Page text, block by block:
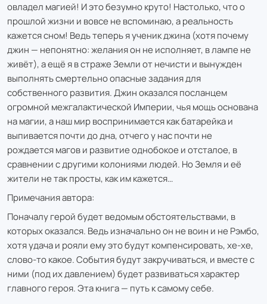
овладел магией! И это безумно круто! Настолько, что о
прошлой жизни и вовсе не вспоминаю, а реальность
кажется сном! Ведь теперь я ученик джина (хотя почему
джин — непонятно: желания он не исполняет, в лампе не
живёт), а ещё я в страже Земли от нечисти и вынужден
выполнять смертельно опасные задания для
собственного развития. Джин оказался посланцем
огромной межгалактической Империи, чья мощь основана
на магии, а наш мир воспринимается как батарейка и
выпивается почти до дна, отчего у нас почти не
рождается магов и развитие однобокое и отсталое, в
сравнении с другими колониями людей. Но Земля и её
жители не так просты, как им кажется…
Примечания автора:
Поначалу герой будет ведомым обстоятельствами, в
которых оказался. Ведь изначально он не воин и не Рэмбо,
хотя удача и рояли ему это будут компенсировать, хе-хе,
слово-то какое. События будут закручиваться, и вместе с
ними (под их давлением) будет развиваться характер
главного героя. Эта книга — путь к самому себе.